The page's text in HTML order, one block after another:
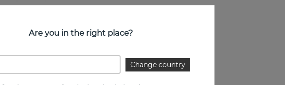
Are you in the right place?
Change country